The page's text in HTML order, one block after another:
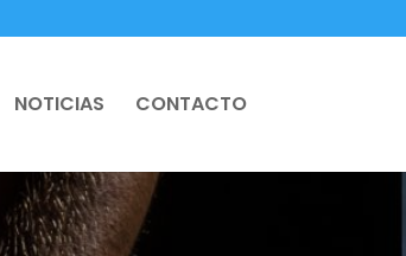
NOTICIAS CONTACTO